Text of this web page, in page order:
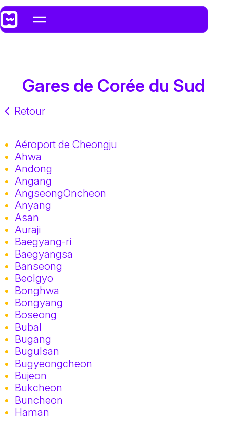
Gares de Corée du Sud
Retour
Aéroport de Cheongju
Ahwa
Andong
Angang
AngseongOncheon
Anyang
Asan
Auraji
Baegyang-ri
Baegyangsa
Banseong
Beolgyo
Bonghwa
Bongyang
Boseong
Bubal
Bugang
Bugulsan
Bugyeongcheon
Bujeon
Bukcheon
Buncheon
Haman